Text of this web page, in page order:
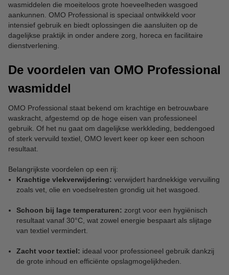
wasmiddelen die moeiteloos grote hoeveelheden wasgoed
aankunnen. OMO Professional is speciaal ontwikkeld voor
intensief gebruik en biedt oplossingen die aansluiten op de
dagelijkse praktijk in onder andere zorg, horeca en facilitaire
dienstverlening.
De voordelen van OMO Professional
wasmiddel
OMO Professional staat bekend om krachtige en betrouwbare
waskracht, afgestemd op de hoge eisen van professioneel
gebruik. Of het nu gaat om dagelijkse werkkleding, beddengoed
of sterk vervuild textiel, OMO levert keer op keer een schoon
resultaat.
Belangrijkste voordelen op een rij:
Krachtige vlekverwijdering: verwijdert hardnekkige vervuiling
zoals vet, olie en voedselresten grondig uit het wasgoed.
Schoon bij lage temperaturen: zorgt voor een hygiënisch
resultaat vanaf 30°C, wat zowel energie bespaart als slijtage
van textiel vermindert.
Zacht voor textiel: ideaal voor professioneel gebruik dankzij
de grote inhoud en efficiënte opslagmogelijkheden.